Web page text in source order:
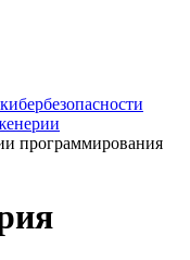
программирования